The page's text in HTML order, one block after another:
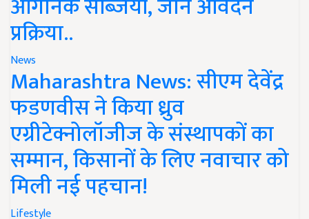
प्रक्रिया..
News
Maharashtra News: सीएम देवेंद्र
फडणवीस ने किया ध्रुव
एग्रीटेक्नोलॉजीज के संस्थापकों का
सम्मान, किसानों के लिए नवाचार को
मिली नई पहचान!
Lifestyle